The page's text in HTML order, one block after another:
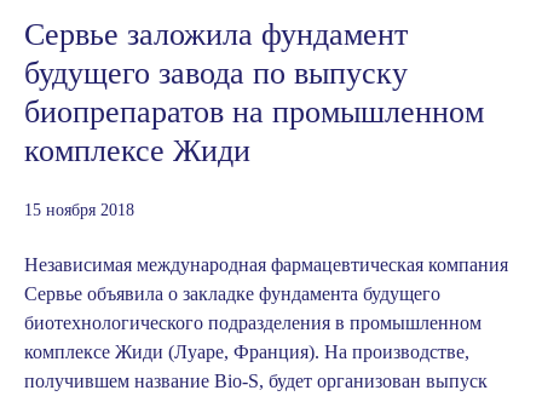
Сервье заложила фундамент
будущего завода по выпуску
биопрепаратов на промышленном
комплексе Жиди
15 ноября 2018
Независимая международная фармацевтическая компания
Сервье объявила о закладке фундамента будущего
биотехнологического подразделения в промышленном
комплексе Жиди (Луаре, Франция). На производстве,
получившем название Bio-S, будет организован выпуск